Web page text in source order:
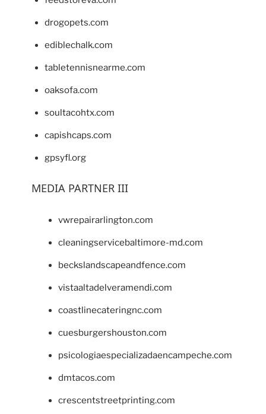
drogopets.com
ediblechalk.com
tabletennisnearme.com
oaksofa.com
soultacohtx.com
capishcaps.com
gpsyfl.org
MEDIA PARTNER III
vwrepairarlington.com
cleaningservicebaltimore-md.com
beckslandscapeandfence.com
vistaaltadelveramendi.com
coastlinecateringnc.com
cuesburgershouston.com
psicologiaespecializadaencampeche.com
dmtacos.com
crescentstreetprinting.com